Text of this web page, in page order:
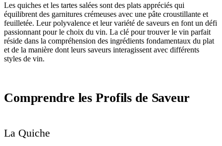
Les quiches et les tartes salées sont des plats appréciés qui
équilibrent des garnitures crémeuses avec une pâte croustillante et
feuilletée. Leur polyvalence et leur variété de saveurs en font un défi
passionnant pour le choix du vin. La clé pour trouver le vin parfait
réside dans la compréhension des ingrédients fondamentaux du plat
et de la manière dont leurs saveurs interagissent avec différents
styles de vin.
Comprendre les Profils de Saveur
La Quiche